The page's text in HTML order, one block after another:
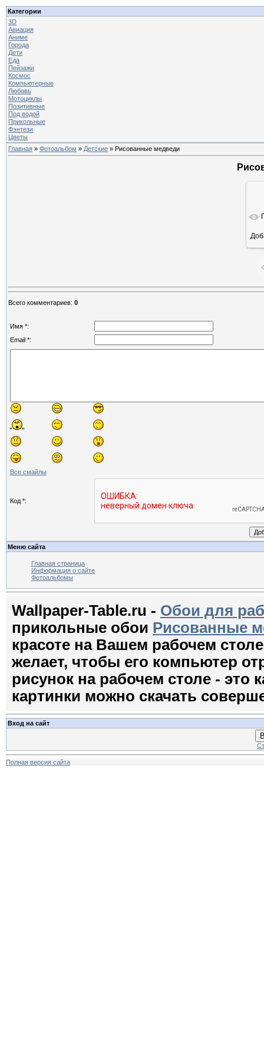
Категории
3D
Авиация
Аниме
Города
Дети
Еда
Пейзажи
Космос
Компьютерные
Любовь
Мотоциклы
Позитивные
Под водой
Прикольные
Фэнтези
Цветы
Главная » Фотоальбом » Детские » Рисованные медведи
Всего комментариев: 0
Имя *:
Email *:
Все смайлы
Код *:
Меню сайта
Главная страница
Информация о сайте
Фотоальбомы
Wallpaper-Table.ru - Обои для
прикольные обои Рисованные
красоте на Вашем рабочем
желает, чтобы его компьютер
рисунок на рабочем столе - это
картинки можно скачать
Вход на сайт
Полная версия сайта